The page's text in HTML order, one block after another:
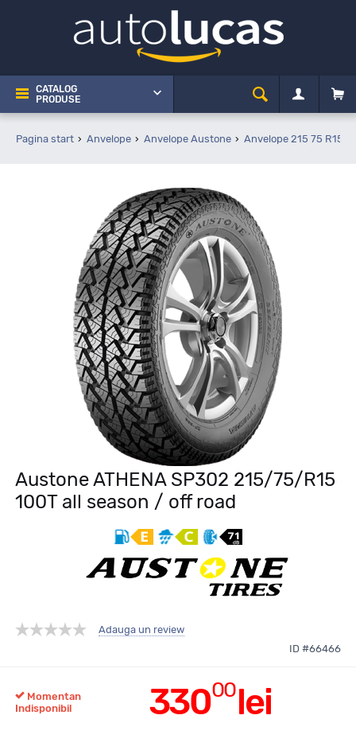
CATALOG
PRODUSE
Pagina start Anvelope Anvelope Austone Anvelope 215 75 R15
Austone ATHENA SP302 215/75/R15
100T all season / off road
Adauga un review
ID #66466
33000lei
Momentan
Indisponibil